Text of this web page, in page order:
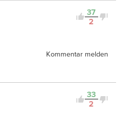
37
2
Kommentar melden
33
2